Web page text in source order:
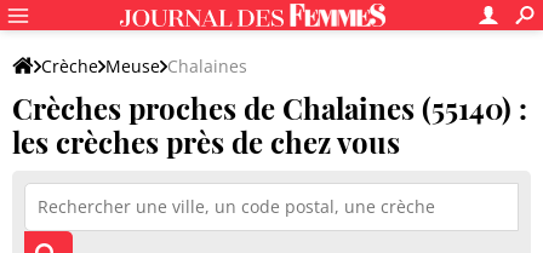
Crèche Meuse Chalaines
Crèches proches de Chalaines (55140) :
les crèches près de chez vous